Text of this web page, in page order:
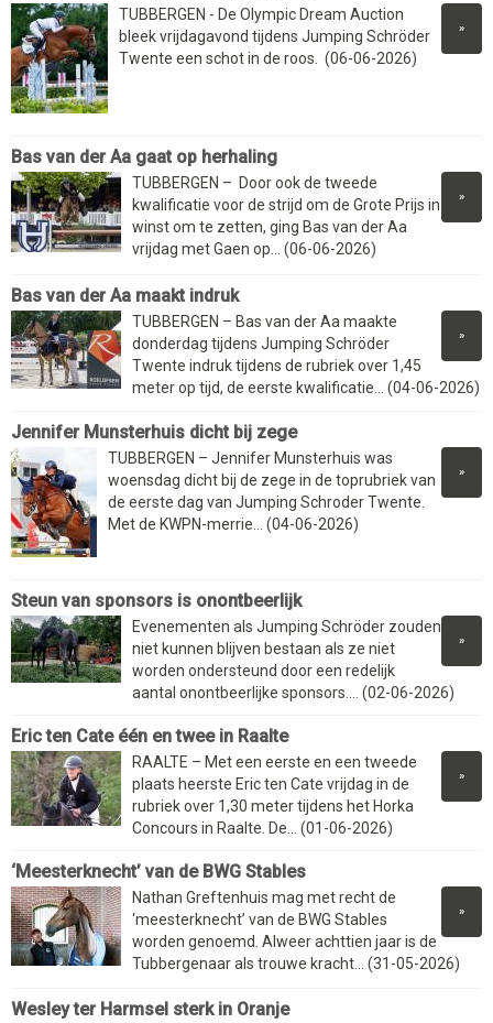
»
TUBBERGEN - De Olympic Dream Auction
bleek vrijdagavond tijdens Jumping Schröder
Twente een schot in de roos. (06-06-2026)
Bas van der Aa gaat op herhaling
»
TUBBERGEN – Door ook de tweede
kwalificatie voor de strijd om de Grote Prijs in
winst om te zetten, ging Bas van der Aa
vrijdag met Gaen op... (06-06-2026)
Bas van der Aa maakt indruk
»
TUBBERGEN – Bas van der Aa maakte
donderdag tijdens Jumping Schröder
Twente indruk tijdens de rubriek over 1,45
meter op tijd, de eerste kwalificatie... (04-06-2026)
Jennifer Munsterhuis dicht bij zege
»
TUBBERGEN – Jennifer Munsterhuis was
woensdag dicht bij de zege in de toprubriek van
de eerste dag van Jumping Schroder Twente.
Met de KWPN-merrie... (04-06-2026)
Steun van sponsors is onontbeerlijk
»
Evenementen als Jumping Schröder zouden
niet kunnen blijven bestaan als ze niet
worden ondersteund door een redelijk
aantal onontbeerlijke sponsors.... (02-06-2026)
Eric ten Cate één en twee in Raalte
»
RAALTE – Met een eerste en een tweede
plaats heerste Eric ten Cate vrijdag in de
rubriek over 1,30 meter tijdens het Horka
Concours in Raalte. De... (01-06-2026)
‘Meesterknecht’ van de BWG Stables
»
Nathan Greftenhuis mag met recht de
‘meesterknecht’ van de BWG Stables
worden genoemd. Alweer achttien jaar is de
Tubbergenaar als trouwe kracht... (31-05-2026)
Wesley ter Harmsel sterk in Oranje